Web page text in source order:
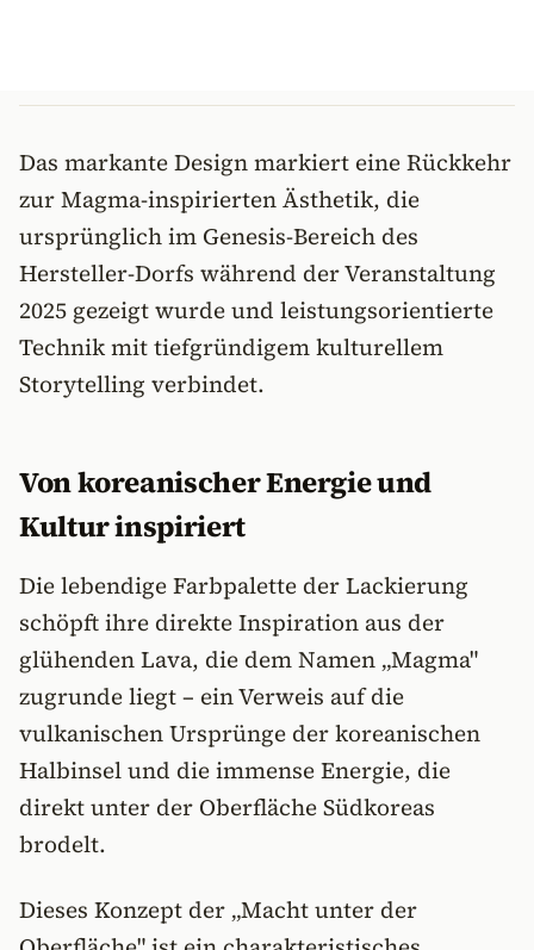
Das markante Design markiert eine Rückkehr
zur Magma-inspirierten Ästhetik, die
ursprünglich im Genesis-Bereich des
Hersteller-Dorfs während der Veranstaltung
2025 gezeigt wurde und leistungsorientierte
Technik mit tiefgründigem kulturellem
Storytelling verbindet.
Von koreanischer Energie und
Kultur inspiriert
Die lebendige Farbpalette der Lackierung
schöpft ihre direkte Inspiration aus der
glühenden Lava, die dem Namen „Magma"
zugrunde liegt – ein Verweis auf die
vulkanischen Ursprünge der koreanischen
Halbinsel und die immense Energie, die
direkt unter der Oberfläche Südkoreas
brodelt.
Dieses Konzept der „Macht unter der